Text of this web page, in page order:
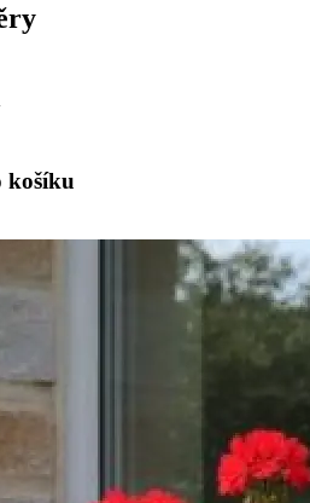
košíku